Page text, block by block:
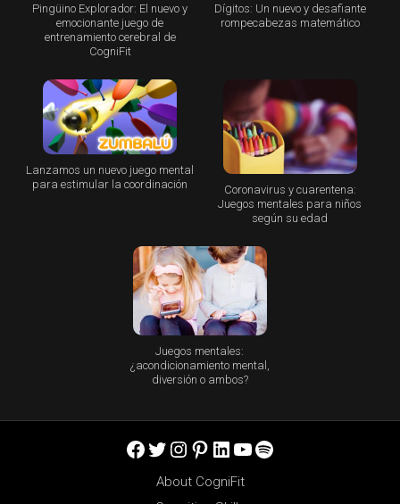
Pingüino Explorador: El nuevo y
emocionante juego de
entrenamiento cerebral de
CogniFit
Dígitos: Un nuevo y desafiante
rompecabezas matemático
Lanzamos un nuevo juego mental
para estimular la coordinación
Coronavirus y cuarentena:
Juegos mentales para niños
según su edad
Juegos mentales:
¿acondicionamiento mental,
diversión o ambos?
Facebook
Twitter
Instagram
Pinterest
LinkedIn
YouTube
Spotify
About CogniFit